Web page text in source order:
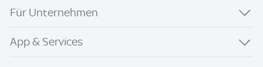
Für Unternehmen
App & Services